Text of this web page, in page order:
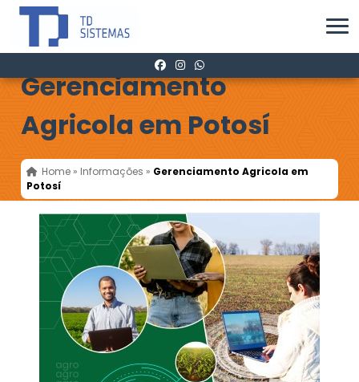
Gerenciamento
Agricola em Potosí
Home » Informações » Gerenciamento Agricola em
Potosí